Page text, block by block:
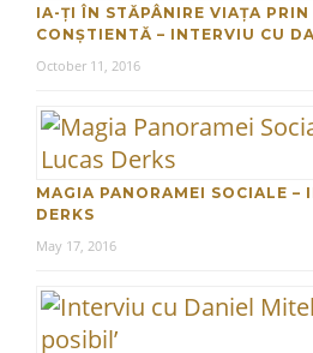
IA-ȚI ÎN STĂPÂNIRE VIAȚA PRIN
CONȘTIENTĂ – INTERVIU CU
October 11, 2016
MAGIA PANORAMEI SOCIALE –
DERKS
May 17, 2016